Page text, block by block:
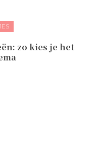
zo kies je het